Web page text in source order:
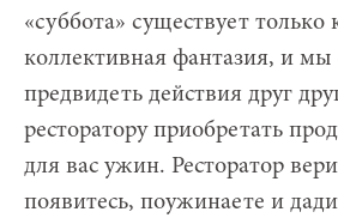
«суббота» существует только
коллективная фантазия, и мы
предвидеть действия друг
ресторатору приобретать
для вас ужин. Ресторатор
появитесь, поужинаете и